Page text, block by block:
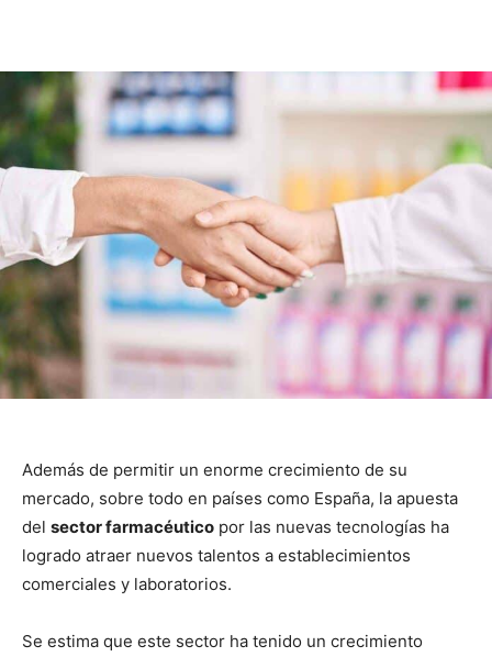
Además de permitir un enorme crecimiento de su
mercado, sobre todo en países como España, la apuesta
del sector farmacéutico por las nuevas tecnologías ha
logrado atraer nuevos talentos a establecimientos
comerciales y laboratorios.
Se estima que este sector ha tenido un crecimiento